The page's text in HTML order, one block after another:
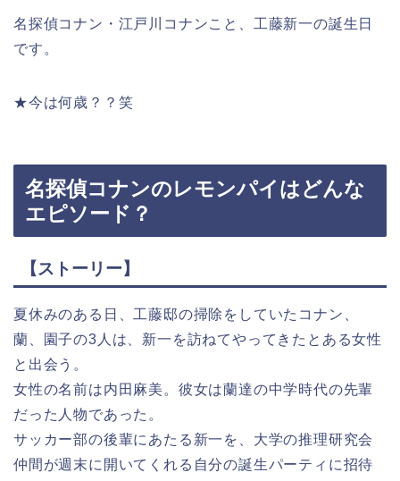
名探偵コナン・江戸川コナンこと、工藤新一の誕生日
です。
★今は何歳？？笑
名探偵コナンのレモンパイはどんな
エピソード？
【ストーリー】
夏休みのある日、工藤邸の掃除をしていたコナン、
蘭、園子の3人は、新一を訪ねてやってきたとある女性
と出会う。
女性の名前は内田麻美。彼女は蘭達の中学時代の先輩
だった人物であった。
サッカー部の後輩にあたる新一を、大学の推理研究会
仲間が週末に開いてくれる自分の誕生パーティに招待